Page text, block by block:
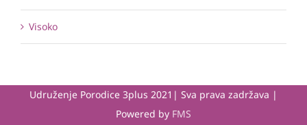
Visoko
Udruženje Porodice 3plus 2021| Sva prava zadržava |
Powered by FMS